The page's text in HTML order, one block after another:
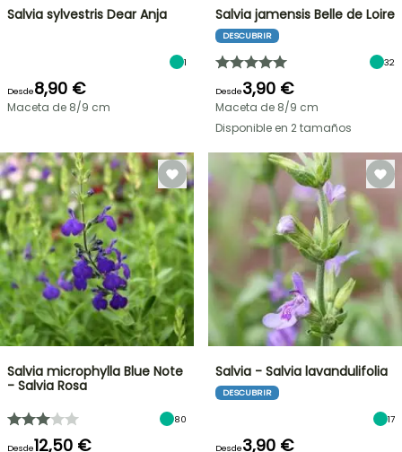
Salvia sylvestris Dear Anja
1
Desde8,90 €
Maceta de 8/9 cm
Salvia jamensis Belle de Loire
DESCUBRIR
32
Desde3,90 €
Maceta de 8/9 cm
Disponible en 2 tamaños
Salvia microphylla Blue Note
- Salvia Rosa
80
Desde12,50 €
Salvia - Salvia lavandulifolia
DESCUBRIR
17
Desde3,90 €